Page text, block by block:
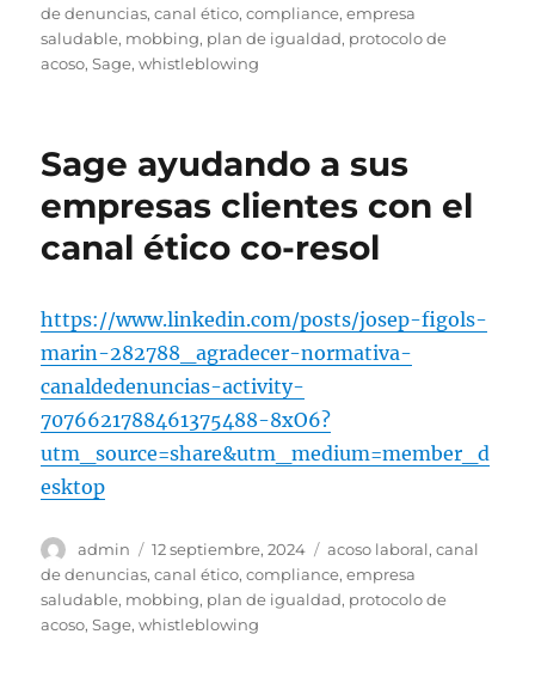
el
de denuncias,canal ético,compliance,empresa
saludable, mobbing, plan de igualdad, protocolo de
acoso,Sage,whistleblowing
Sage ayudando a sus
empresas clientes con el
canal ético co-resol
https://www.linkedin.com/posts/josep-figols-
marin-282788_agradecer-normativa-
canaldedenuncias-activity-
7076621788461375488-8xO6?
utm_source=share&utm_medium=member_d
esktop
Autor
admin
Publicado
el
12 septiembre, 2024 Etiquetas
acoso laboral,canal
de denuncias,canal ético,compliance,empresa
saludable, mobbing, plan de igualdad, protocolo de
acoso,Sage,whistleblowing